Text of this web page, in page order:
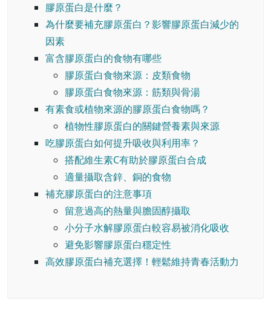
膠原蛋白是什麼？
為什麼要補充膠原蛋白？影響膠原蛋白減少的
因素
富含膠原蛋白的食物有哪些
膠原蛋白食物來源：皮類食物
膠原蛋白食物來源：筋類與骨湯
有素食或植物來源的膠原蛋白食物嗎？
植物性膠原蛋白的關鍵營養素與來源
吃膠原蛋白如何提升吸收與利用率？
搭配維生素C有助於膠原蛋白合成
適量攝取含鋅、銅的食物
補充膠原蛋白的注意事項
留意過高的熱量與膽固醇攝取
小分子水解膠原蛋白較容易被消化吸收
避免影響膠原蛋白穩定性
高效膠原蛋白補充選擇！輕鬆維持青春活動力